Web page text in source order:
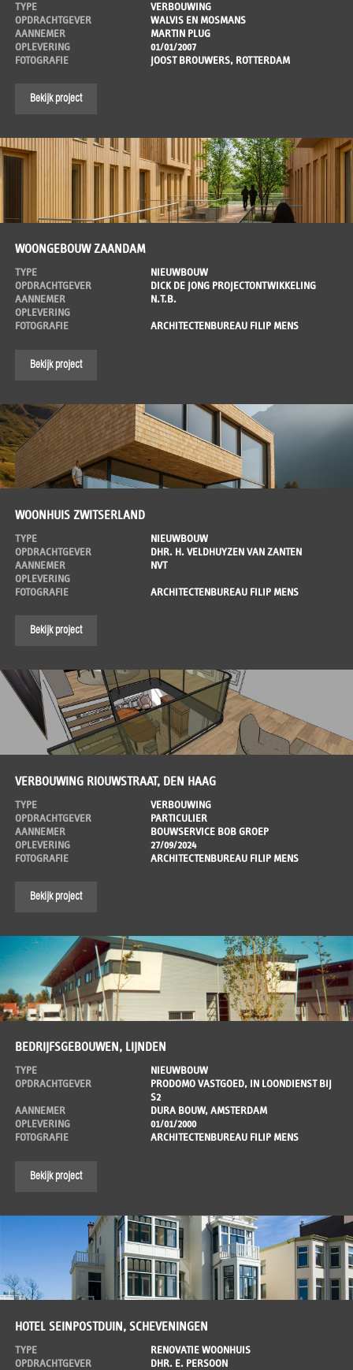
TYPE
VERBOUWING
OPDRACHTGEVER
WALVIS EN MOSMANS
AANNEMER
MARTIN PLUG
OPLEVERING
01/01/2007
FOTOGRAFIE
JOOST BROUWERS, ROTTERDAM
Bekijk project
WOONGEBOUW ZAANDAM
TYPE
NIEUWBOUW
OPDRACHTGEVER
DICK DE JONG PROJECTONTWIKKELING
AANNEMER
N.T.B.
OPLEVERING
FOTOGRAFIE
ARCHITECTENBUREAU FILIP MENS
Bekijk project
WOONHUIS ZWITSERLAND
TYPE
NIEUWBOUW
OPDRACHTGEVER
DHR. H. VELDHUYZEN VAN ZANTEN
AANNEMER
NVT
OPLEVERING
FOTOGRAFIE
ARCHITECTENBUREAU FILIP MENS
Bekijk project
VERBOUWING RIOUWSTRAAT, DEN HAAG
TYPE
VERBOUWING
OPDRACHTGEVER
PARTICULIER
AANNEMER
BOUWSERVICE BOB GROEP
OPLEVERING
27/09/2024
FOTOGRAFIE
ARCHITECTENBUREAU FILIP MENS
Bekijk project
BEDRIJFSGEBOUWEN, LIJNDEN
TYPE
NIEUWBOUW
OPDRACHTGEVER
PRODOMO VASTGOED, IN LOONDIENST BIJ
S2
AANNEMER
DURA BOUW, AMSTERDAM
OPLEVERING
01/01/2000
FOTOGRAFIE
ARCHITECTENBUREAU FILIP MENS
Bekijk project
HOTEL SEINPOSTDUIN, SCHEVENINGEN
TYPE
RENOVATIE WOONHUIS
OPDRACHTGEVER
DHR. E. PERSOON